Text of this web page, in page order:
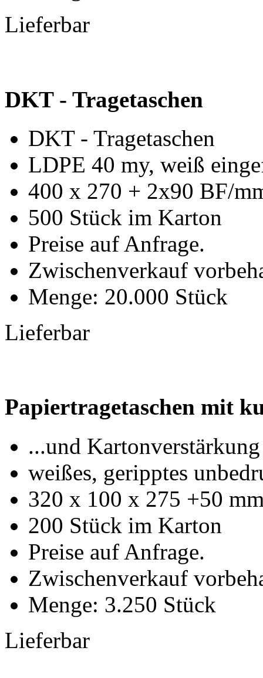
Lieferbar
DKT - Tragetaschen
DKT - Tragetaschen
LDPE 40 my, weiß
400 x 270 + 2x90 BF/
500 Stück im Karton
Preise auf Anfrage.
Zwischenverkauf
Menge: 20.000 Stück
Lieferbar
Papiertragetaschen mit
...und
weißes, geripptes
320 x 100 x 275 +50
200 Stück im Karton
Preise auf Anfrage.
Zwischenverkauf
Menge: 3.250 Stück
Lieferbar